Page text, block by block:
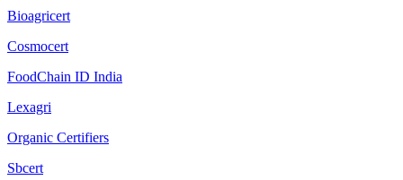
Bioagricert
Cosmocert
FoodChain ID India
Lexagri
Organic Certifiers
Sbcert